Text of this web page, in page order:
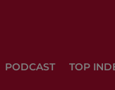
PODCAST TOP